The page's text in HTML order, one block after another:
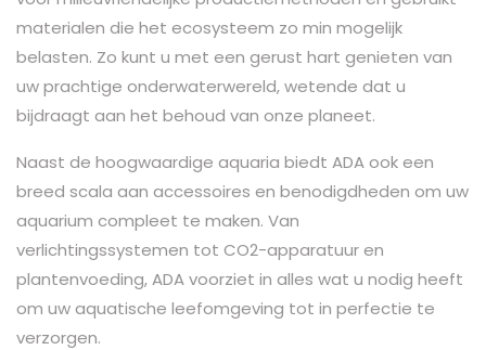
materialen die het ecosysteem zo min mogelijk
belasten. Zo kunt u met een gerust hart genieten van
uw prachtige onderwaterwereld, wetende dat u
bijdraagt aan het behoud van onze planeet.
Naast de hoogwaardige aquaria biedt ADA ook een
breed scala aan accessoires en benodigdheden om uw
aquarium compleet te maken. Van
verlichtingssystemen tot CO2-apparatuur en
plantenvoeding, ADA voorziet in alles wat u nodig heeft
om uw aquatische leefomgeving tot in perfectie te
verzorgen.